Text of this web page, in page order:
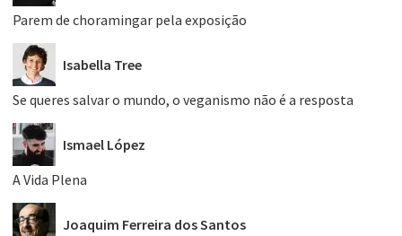
Parem de choramingar pela exposição
Isabella Tree
Se queres salvar o mundo, o veganismo não é a resposta
Ismael López
A Vida Plena
Joaquim Ferreira dos Santos